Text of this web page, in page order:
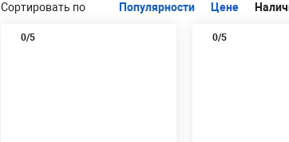
Сортировать по Популярности Цене
0/5 0/5